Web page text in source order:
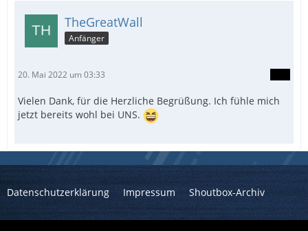
TheGreatWall
Anfänger
20. Mai 2022 um 03:33
Vielen Dank, für die Herzliche Begrüßung. Ich fühle mich
jetzt bereits wohl bei UNS.
Datenschutzerklärung Impressum Shoutbox-Archiv